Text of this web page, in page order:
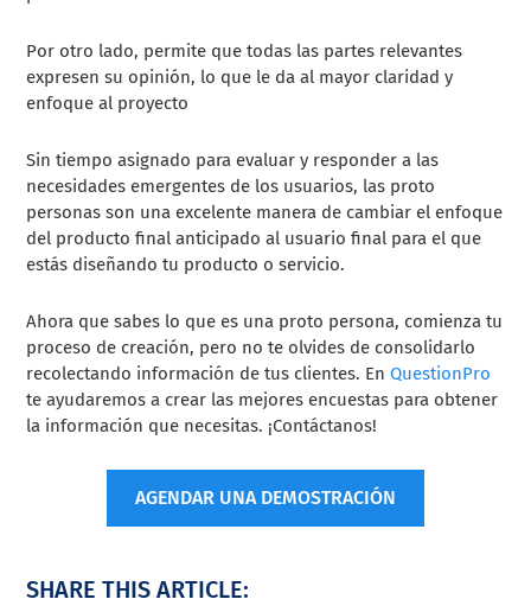
Por otro lado, permite que todas las partes relevantes
expresen su opinión, lo que le da al mayor claridad y
enfoque al proyecto
Sin tiempo asignado para evaluar y responder a las
necesidades emergentes de los usuarios, las proto
personas son una excelente manera de cambiar el enfoque
del producto final anticipado al usuario final para el que
estás diseñando tu producto o servicio.
Ahora que sabes lo que es una proto persona, comienza tu
proceso de creación, pero no te olvides de consolidarlo
recolectando información de tus clientes. EnQuestionPro
te ayudaremos a crear las mejores encuestas para obtener
la información que necesitas. ¡Contáctanos!
AGENDAR UNA DEMOSTRACIÓN
SHARE THIS ARTICLE: